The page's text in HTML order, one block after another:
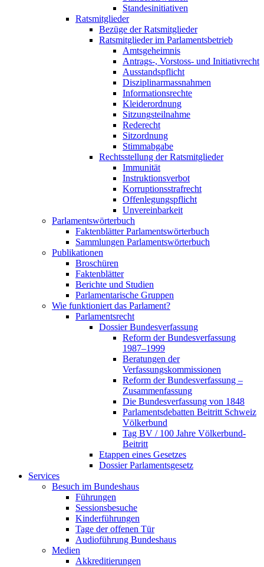
Standesinitiativen
Ratsmitglieder
Bezüge der Ratsmitglieder
Ratsmitglieder im Parlamentsbetrieb
Amtsgeheimnis
Antrags-, Vorstoss- und Initiativrecht
Ausstandspflicht
Disziplinarmassnahmen
Informationsrechte
Kleiderordnung
Sitzungsteilnahme
Rederecht
Sitzordnung
Stimmabgabe
Rechtsstellung der Ratsmitglieder
Immunität
Instruktionsverbot
Korruptionsstrafrecht
Offenlegungspflicht
Unvereinbarkeit
Parlamentswörterbuch
Faktenblätter Parlamentswörterbuch
Sammlungen Parlamentswörterbuch
Publikationen
Broschüren
Faktenblätter
Berichte und Studien
Parlamentarische Gruppen
Wie funktioniert das Parlament?
Parlamentsrecht
Dossier Bundesverfassung
Reform der Bundesverfassung
1987–1999
Beratungen der
Verfassungskommissionen
Reform der Bundesverfassung –
Zusammenfassung
Die Bundesverfassung von 1848
Parlamentsdebatten Beitritt Schweiz
Völkerbund
Tag BV / 100 Jahre Völkerbund-
Beitritt
Etappen eines Gesetzes
Dossier Parlamentsgesetz
Services
Besuch im Bundeshaus
Führungen
Sessionsbesuche
Kinderführungen
Tage der offenen Tür
Audioführung Bundeshaus
Medien
Akkreditierungen